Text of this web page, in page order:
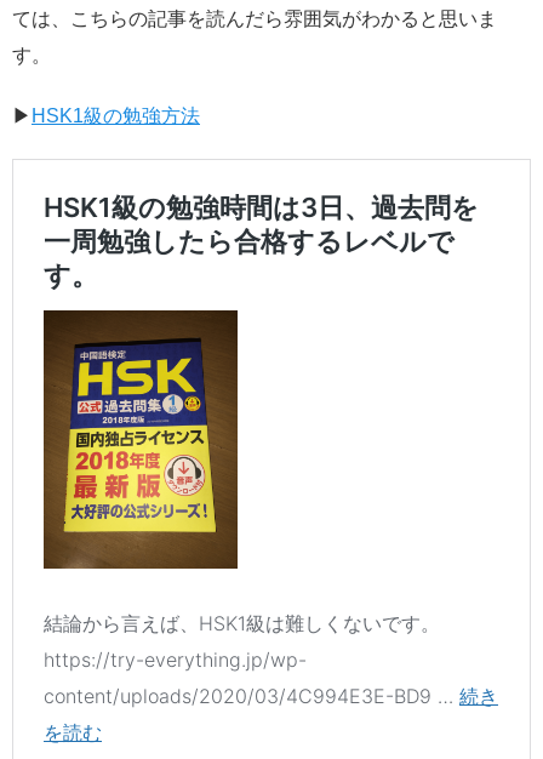
ては、こちらの記事を読んだら雰囲気がわかると思いま
す。
▶ HSK1級の勉強方法